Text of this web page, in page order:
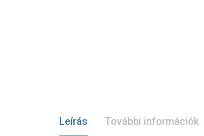
Leírás További információk